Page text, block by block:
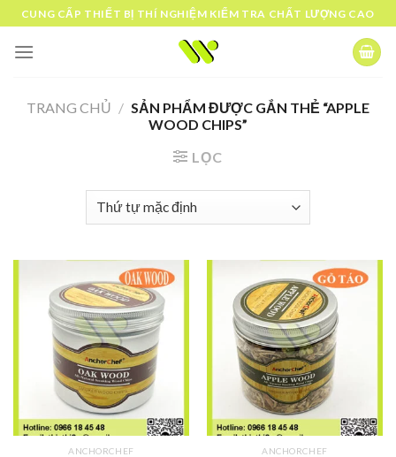
Skip
to
content
CUNG CẤP THIẾT BỊ THÍ NGHIỆM KIỂM TRA CHẤT LƯỢNG CAO
TRANG CHỦ / SẢN PHẨM ĐƯỢC GẮN THẺ “APPLE
WOOD CHIPS”
LỌC
ANCHORCHEF ANCHORCHEF